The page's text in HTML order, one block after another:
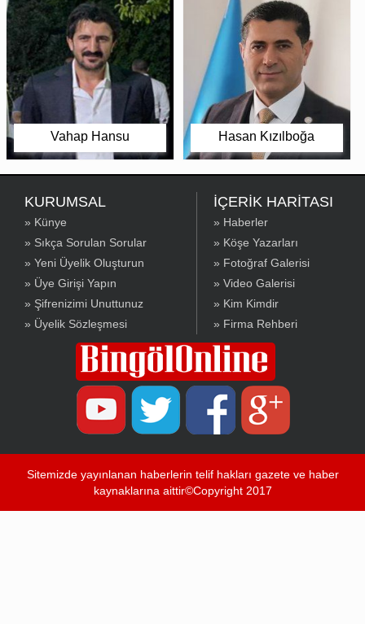
Vahap Hansu Hasan Kızılboğa
KURUMSAL
» Künye
» Sıkça Sorulan Sorular
» Yeni Üyelik Oluşturun
» Üye Girişi Yapın
» Şifrenizimi Unuttunuz
» Üyelik Sözleşmesi
İÇERİK HARİTASI
» Haberler
» Köşe Yazarları
» Fotoğraf Galerisi
» Video Galerisi
» Kim Kimdir
» Firma Rehberi
Sitemizde yayınlanan haberlerin telif hakları gazete ve haber
kaynaklarına aittir©Copyright 2017